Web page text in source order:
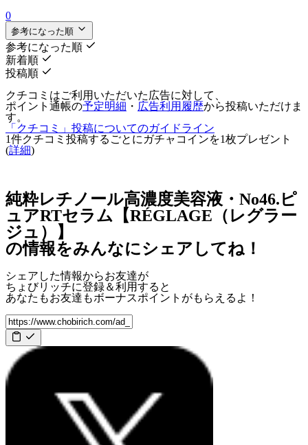
0
参考になった順
参考になった順
新着順
投稿順
クチコミはご利用いただいた広告に対して、
ポイント通帳の予定明細 ・ 広告利用履歴から投稿いただけま
す。
「クチコミ」投稿についてのガイドライン
1件クチコミ投稿するごとに ガチャコインを1枚プレゼント
(詳細)
純粋レチノール高濃度美容液・No46.ピ
ュアRTセラム【RÉGLAGE（レグラー
ジュ）】
の情報をみんなにシェアしてね！
シェアした情報からお友達が
ちょびリッチに登録＆利用すると
あなたもお友達もボーナスポイント がもらえるよ！